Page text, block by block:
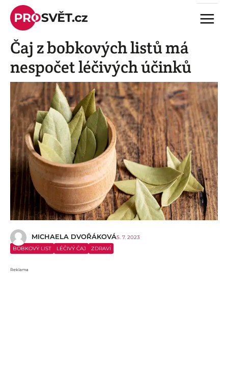
Skip
content
Menu
Čaj z bobkových listů má
nespočet léčivých účinků
i
MICHAELA DVOŘÁKOVÁ5. 7. 2023
BOBKOVÝ LIST
LÉČIVÝ ČAJ ZDRAVÍ
Reklama